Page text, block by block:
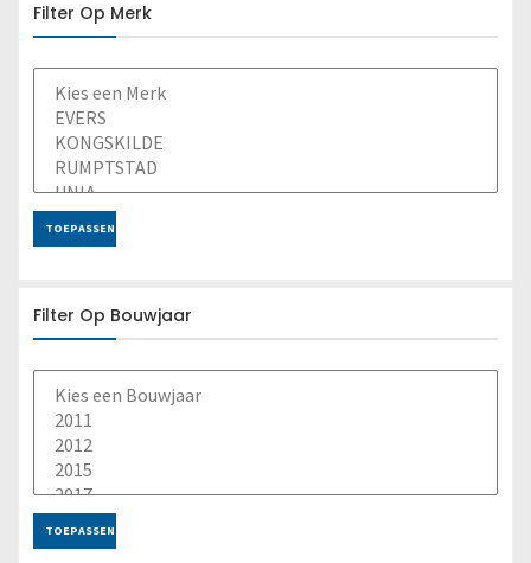
Filter Op Merk
TOEPASSEN
Filter Op Bouwjaar
TOEPASSEN